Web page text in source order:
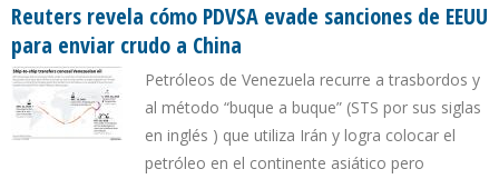
Reuters revela cómo PDVSA evade sanciones de EEUU
para enviar crudo a China
Petróleos de Venezuela recurre a trasbordos y
al método “buque a buque” (STS por sus siglas
en inglés ) que utiliza Irán y logra colocar el
petróleo en el continente asiático pero